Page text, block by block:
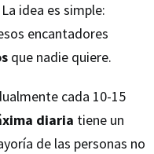
idea es simple:
encantadores
que nadie quiere.
cada 10-15
diaria tiene un
de las personas no